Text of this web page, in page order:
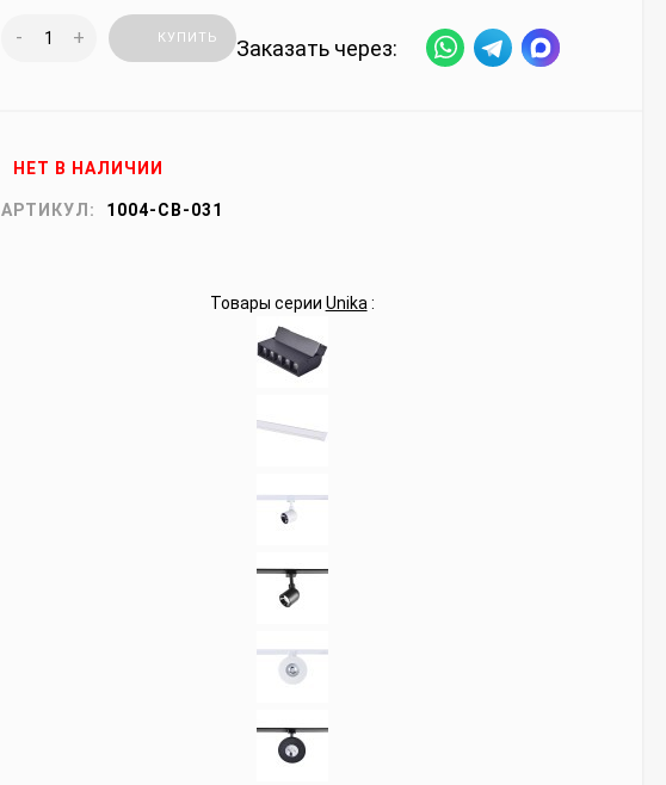
- + КУПИТЬ Заказать через:
НЕТ В НАЛИЧИИ
АРТИКУЛ: 1004-CB-031
Товары серии Unika :